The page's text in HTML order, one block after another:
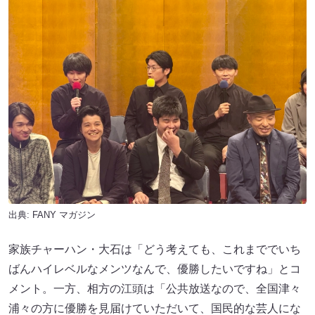
出典: FANY マガジン
家族チャーハン・大石は「どう考えても、これまででいち
ばんハイレベルなメンツなんで、優勝したいですね」とコ
メント。一方、相方の江頭は「公共放送なので、全国津々
浦々の方に優勝を見届けていただいて、国民的な芸人にな